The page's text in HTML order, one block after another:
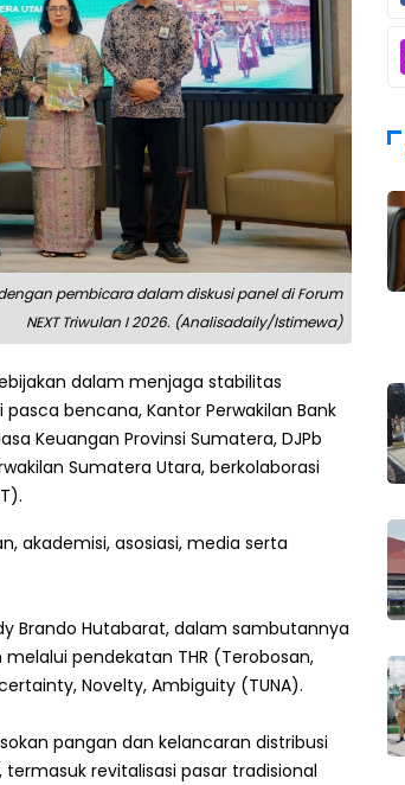
pembicara dalam diskusi panel di Forum
NEXT Triwulan I 2026. (Analisadaily/Istimewa)
dalam menjaga stabilitas
bencana, Kantor Perwakilan Bank
Keuangan Provinsi Sumatera, DJPb
Sumatera Utara, berkolaborasi
akademisi, asosiasi, media serta
Brando Hutabarat, dalam sambutannya
pendekatan THR (Terobosan,
Novelty, Ambiguity (TUNA).
pangan dan kelancaran distribusi
revitalisasi pasar tradisional